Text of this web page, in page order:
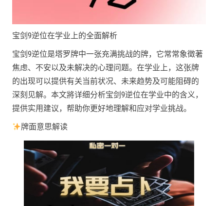
宝剑9逆位在学业上的全面解析
宝剑9逆位是塔罗牌中一张充满挑战的牌，它常常象徵著
焦虑、不安以及未解决的心理问题。在学业上，这张牌
的出现可以提供有关当前状况、未来趋势及可能阻碍的
深刻见解。本文將详细分析宝剑9逆位在学业中的含义，
提供实用建议，帮助你更好地理解和应对学业挑战。
牌面意思解读